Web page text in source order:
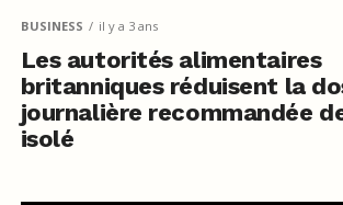
BUSINESS il y a 3 ans
Les autorités alimentaires
britanniques réduisent la
journalière recommandée
isolé